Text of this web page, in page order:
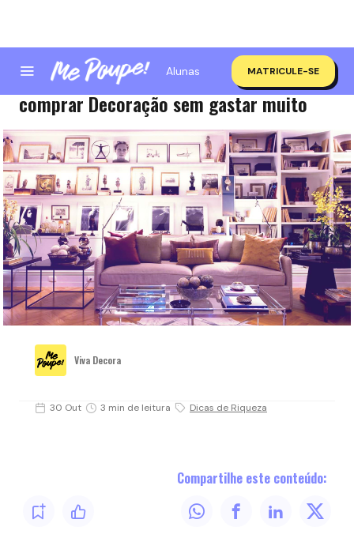
Alunas MATRICULE-SE
Lugares incríveis em SP, RJ e BH para
comprar Decoração sem gastar muito
Viva Decora
30 Out 3 min de leitura Dicas de Riqueza
Compartilhe este conteúdo: